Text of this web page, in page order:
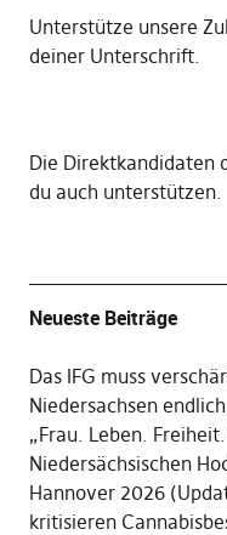
Unterstütze unsere
deiner Unterschrift.
Die Direktkandidaten
du auch unterstützen.
Neueste Beiträge
Das IFG muss
Niedersachsen
„Frau. Leben.
Niedersächsischen
Hannover 2026
kritisieren